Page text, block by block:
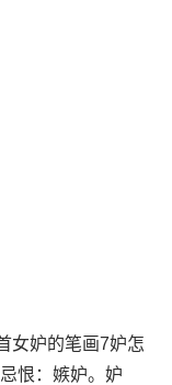
女妒的笔画7妒怎
恨：嫉妒。妒